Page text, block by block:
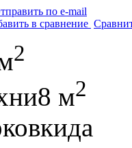
по e-mail
в сравнение
2
8 м2
да